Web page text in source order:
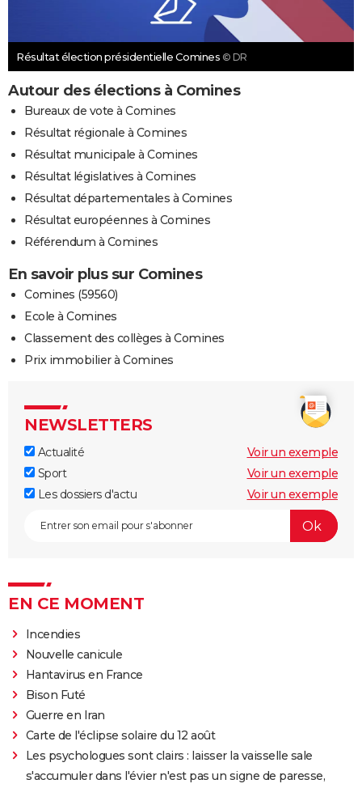
Résultat élection présidentielle Comines © DR
Autour des élections à Comines
Bureaux de vote à Comines
Résultat régionale à Comines
Résultat municipale à Comines
Résultat législatives à Comines
Résultat départementales à Comines
Résultat européennes à Comines
Référendum à Comines
En savoir plus sur Comines
Comines (59560)
Ecole à Comines
Classement des collèges à Comines
Prix immobilier à Comines
NEWSLETTERS
Actualité
Voir un exemple
Sport
Voir un exemple
Les dossiers d'actu
Voir un exemple
EN CE MOMENT
Incendies
Nouvelle canicule
Hantavirus en France
Bison Futé
Guerre en Iran
Carte de l'éclipse solaire du 12 août
Les psychologues sont clairs : laisser la vaisselle sale
s'accumuler dans l'évier n'est pas un signe de paresse,